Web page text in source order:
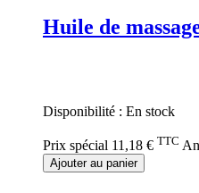
Huile de
Disponibilité : En stock
Prix spécial 11,18 € TTC
Ajouter au panier